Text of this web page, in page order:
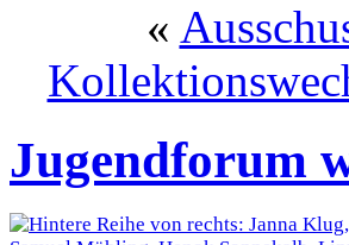
«
Jugendforum